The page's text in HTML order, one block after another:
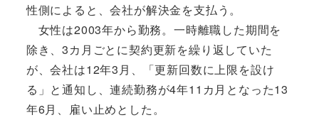
性側によると、会社が解決金を支払う。
女性は2003年から勤務。一時離職した期間を
除き、3カ月ごとに契約更新を繰り返していた
が、会社は12年3月、「更新回数に上限を設け
る」と通知し、連続勤務が4年11カ月となった13
年6月、雇い止めとした。